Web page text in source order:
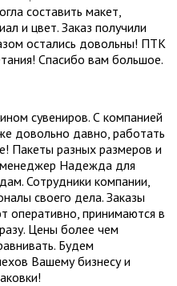
составить макет,
и цвет. Заказ получили
остались довольны! ПТК
Спасибо вам большое.
сувениров. С компанией
довольно давно, работать
Пакеты разных размеров и
менеджер Надежда для
Сотрудники компании,
своего дела. Заказы
принимаются в
Цены более чем
Будем
Вашему бизнесу и